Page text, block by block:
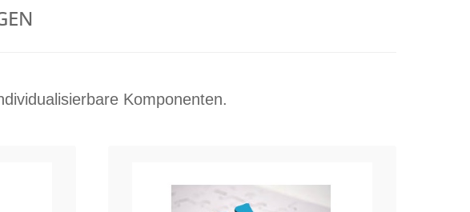
Komponenten.
Ihre Anforderungen und Bedürfnisse